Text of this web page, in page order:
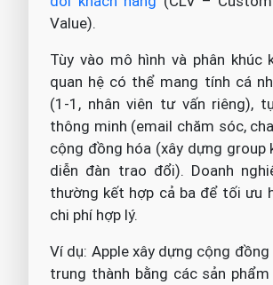
Value).
Tùy vào mô hình và phân khúc
quan hệ có thể mang tính cá
(1-1, nhân viên tư vấn riêng),
thông minh (email chăm sóc,
cộng đồng hóa (xây dựng group
diễn đàn trao đổi). Doanh
thường kết hợp cả ba để tối ưu
chi phí hợp lý.
Ví dụ: Apple xây dựng cộng đồng
trung thành bằng các sản